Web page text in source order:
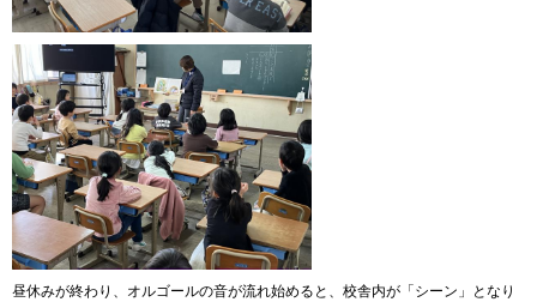
昼休みが終わり、オルゴールの音が流れ始めると、校舎内が「シーン」となり